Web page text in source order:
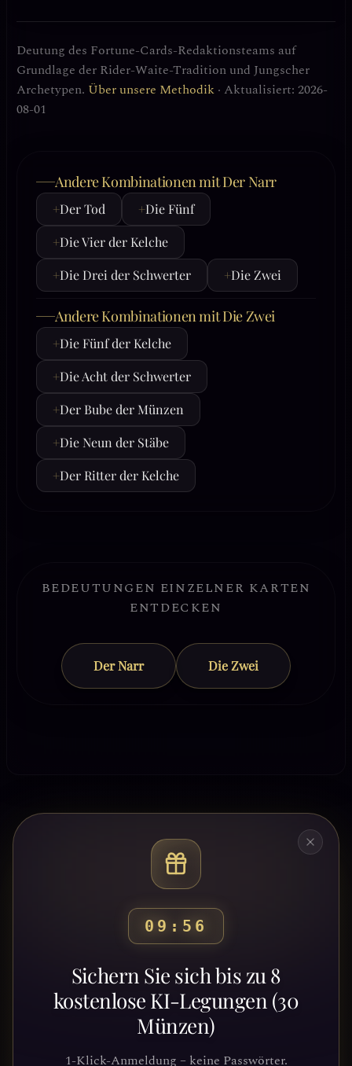
Deutung des Fortune-Cards-Redaktionsteams auf
Grundlage der Rider-Waite-Tradition und Jungscher
Archetypen. Über unsere Methodik · Aktualisiert: 2026-
08-01
Andere Kombinationen mit Der Narr
+Der Tod +Die Fünf
+Die Vier der Kelche
+Die Drei der Schwerter +Die Zwei
Andere Kombinationen mit Die Zwei
+Die Fünf der Kelche
+Die Acht der Schwerter
+Der Bube der Münzen
+Die Neun der Stäbe
+Der Ritter der Kelche
BEDEUTUNGEN EINZELNER KARTEN
ENTDECKEN
Der Narr Die Zwei
09:53
Sichern Sie sich bis zu 8
kostenlose KI-Legungen (30
Münzen)
1-Klick-Anmeldung – keine Passwörter.
Bereit, deinen Weg zu
entdecken?
Schließe dich Tausenden von
Suchenden an, die Klarheit und